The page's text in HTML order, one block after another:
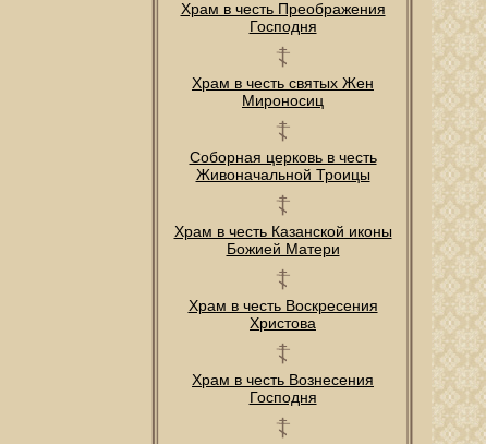
Храм в честь Преображения
Господня
Храм в честь святых Жен
Мироносиц
Соборная церковь в честь
Живоначальной Троицы
Храм в честь Казанской иконы
Божией Матери
Храм в честь Воскресения
Христова
Храм в честь Вознесения
Господня